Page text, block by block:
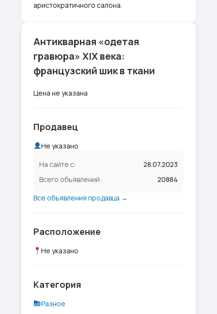
аристократичного салона.
Антикварная «одетая
гравюра» XIX века:
французский шик в ткани
Цена не указана
Продавец
Не указано
На сайте с:
28.07.2023
Всего объявлений:
20884
Все объявления продавца →
Расположение
Не указано
Категория
Разное